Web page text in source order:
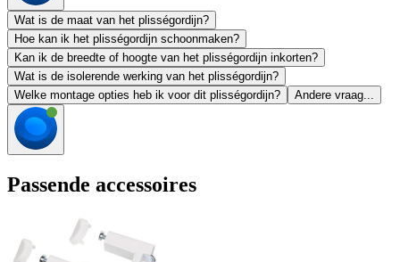
Wat is de maat van het plisségordijn?
Hoe kan ik het plisségordijn schoonmaken?
Kan ik de breedte of hoogte van het plisségordijn inkorten?
Wat is de isolerende werking van het plisségordijn?
Welke montage opties heb ik voor dit plisségordijn?
Andere vraag...
Passende accessoires